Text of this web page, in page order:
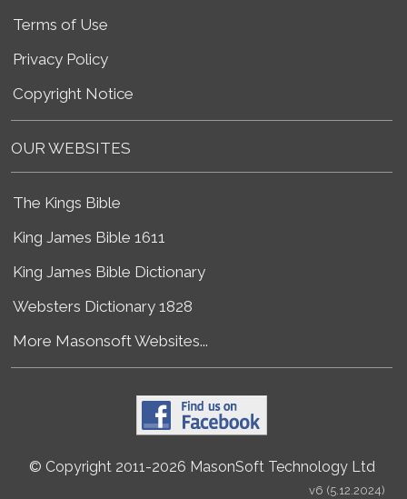
Terms of Use
Privacy Policy
Copyright Notice
OUR WEBSITES
The Kings Bible
King James Bible 1611
King James Bible Dictionary
Websters Dictionary 1828
More Masonsoft Websites...
© Copyright 2011-2026 MasonSoft Technology Ltd
v6 (5.12.2024)